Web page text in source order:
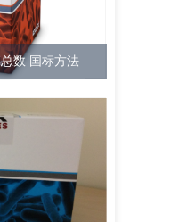
数 国标方法